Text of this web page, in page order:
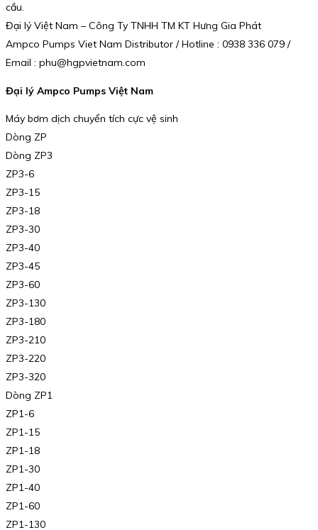
cầu.
Đại lý Việt Nam – Công Ty TNHH TM KT Hưng Gia Phát
Ampco Pumps Viet Nam Distributor / Hotline : 0938 336 079 /
Email : phu@hgpvietnam.com
Đại lý Ampco Pumps Việt Nam
Máy bơm dịch chuyển tích cực vệ sinh
Dòng ZP
Dòng ZP3
ZP3-6
ZP3-15
ZP3-18
ZP3-30
ZP3-40
ZP3-45
ZP3-60
ZP3-130
ZP3-180
ZP3-210
ZP3-220
ZP3-320
Dòng ZP1
ZP1-6
ZP1-15
ZP1-18
ZP1-30
ZP1-40
ZP1-60
ZP1-130